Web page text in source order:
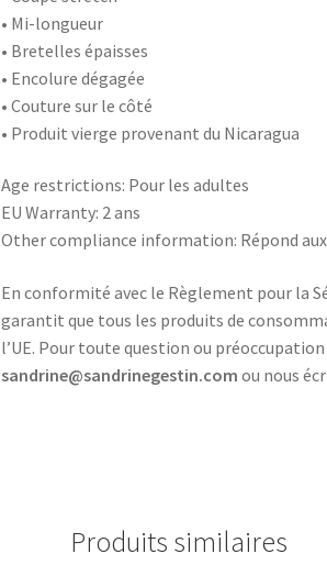
• Mi-longueur
• Bretelles épaisses
• Encolure dégagée
• Couture sur le côté
• Produit vierge provenant du Nicaragua
Age restrictions: Pour les adultes
EU Warranty: 2 ans
Other compliance information: Répond
En conformité avec le Règlement pour la
garantit que tous les produits de
l’UE. Pour toute question ou
sandrine@sandrinegestin.com ou nous
Produits similaires